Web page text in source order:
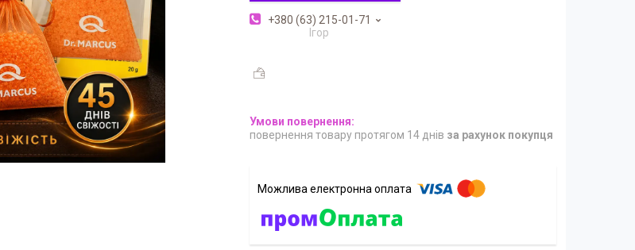
+380 (63) 215-01-71
Ігор
повернення товару протягом 14 днів за рахунок покупця